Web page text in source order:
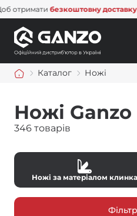
безкоштовну доставку, вам
Каталог Ножі
Ножі Ganzo
346 товарів
Ножі за матеріалом клинка